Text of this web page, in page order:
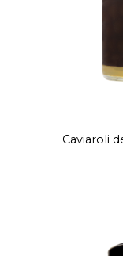
Caviaroli